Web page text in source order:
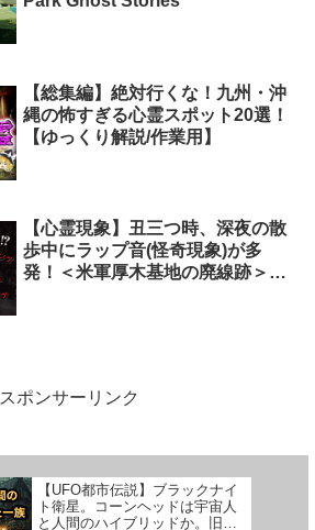
【総集編】絶対行くな！九州・沖
縄の怖すぎる心霊スポット20選！
【ゆっくり解説/作業用】
【心霊現象】丑三つ時、深夜の散
歩中にラップ音(怪奇現象)が多
発！＜米軍厚木基地の廃線跡＞※
スポンサーリンク
【UFO都市伝説】ブラックナイ
ト衛星。コーンヘッドは宇宙人
と人間のハイブリッドか。旧約